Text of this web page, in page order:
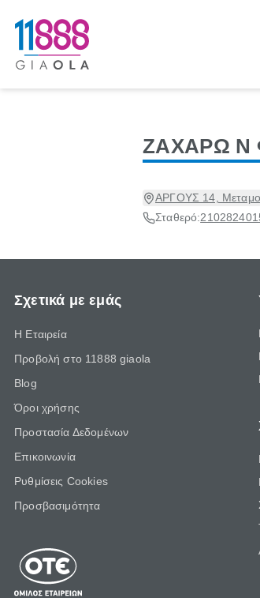
ΖΑΧΑΡΩ Ν
ΑΡΓΟΥΣ 14,
Σταθερό:
Σχετικά με εμάς
Η Εταιρεία
Προβολή στο 11888 giaola
Blog
Όροι χρήσης
Προστασία Δεδομένων
Επικοινωνία
Ρυθμίσεις Cookies
Προσβασιμότητα